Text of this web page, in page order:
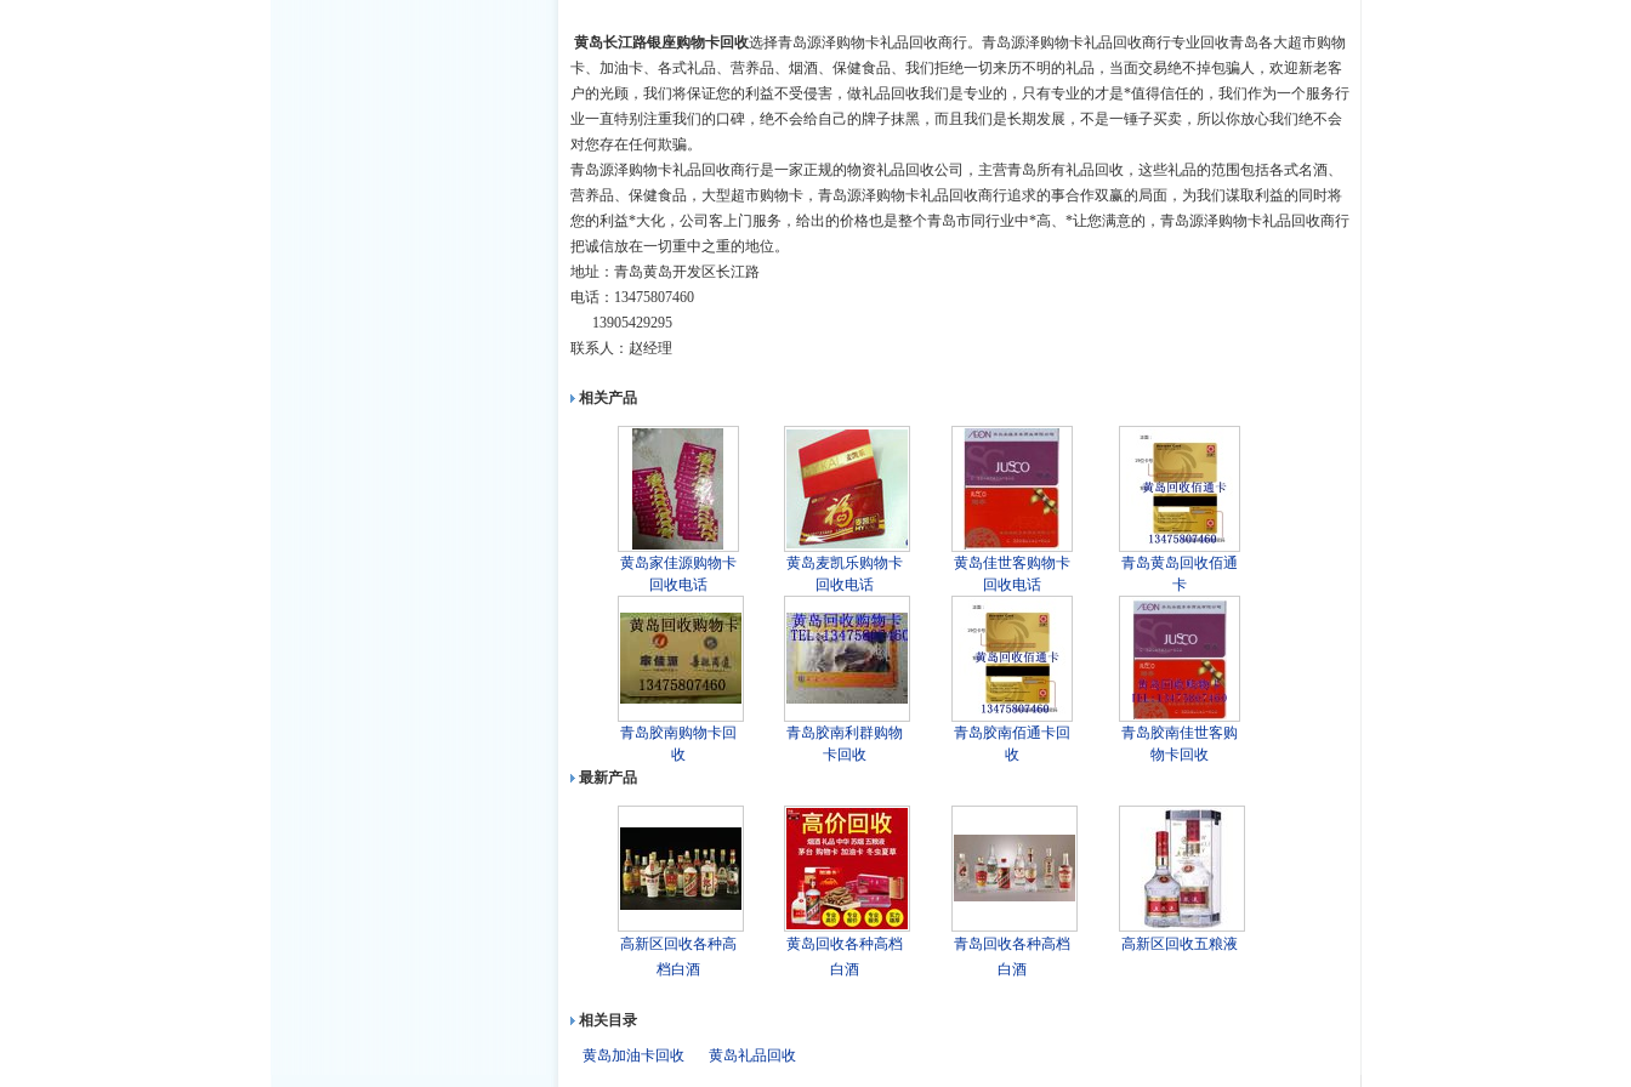
黄岛长江路银座购物卡回收选择青岛源泽购物卡礼品回收商行。青岛源泽购物卡礼品回收商行专业回收青岛各大超市购物
卡、加油卡、各式礼品、营养品、烟酒、保健食品、我们拒绝一切来历不明的礼品，当面交易绝不掉包骗人，欢迎新老客
户的光顾，我们将保证您的利益不受侵害，做礼品回收我们是专业的，只有专业的才是*值得信任的，我们作为一个服务行
业一直特别注重我们的口碑，绝不会给自己的牌子抹黑，而且我们是长期发展，不是一锤子买卖，所以你放心我们绝不会
对您存在任何欺骗。
青岛源泽购物卡礼品回收商行是一家正规的物资礼品回收公司，主营青岛所有礼品回收，这些礼品的范围包括各式名酒、
营养品、保健食品，大型超市购物卡，青岛源泽购物卡礼品回收商行追求的事合作双赢的局面，为我们谋取利益的同时将
您的利益*大化，公司客上门服务，给出的价格也是整个青岛市同行业中*高、*让您满意的，青岛源泽购物卡礼品回收商行
把诚信放在一切重中之重的地位。
地址：青岛黄岛开发区长江路
电话：13475807460
13905429295
联系人：赵经理
相关产品
黄岛家佳源购物卡
回收电话
黄岛麦凯乐购物卡
回收电话
黄岛佳世客购物卡
回收电话
青岛黄岛回收佰通
卡
青岛胶南购物卡回
收
青岛胶南利群购物
卡回收
青岛胶南佰通卡回
收
青岛胶南佳世客购
物卡回收
最新产品
高新区回收各种高
档白酒
黄岛回收各种高档
白酒
青岛回收各种高档
白酒
高新区回收五粮液
相关目录
黄岛加油卡回收 黄岛礼品回收